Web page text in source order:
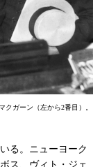
ガーン（左から2番目）。
る。ニューヨーク
ス、ヴィト・ジェ